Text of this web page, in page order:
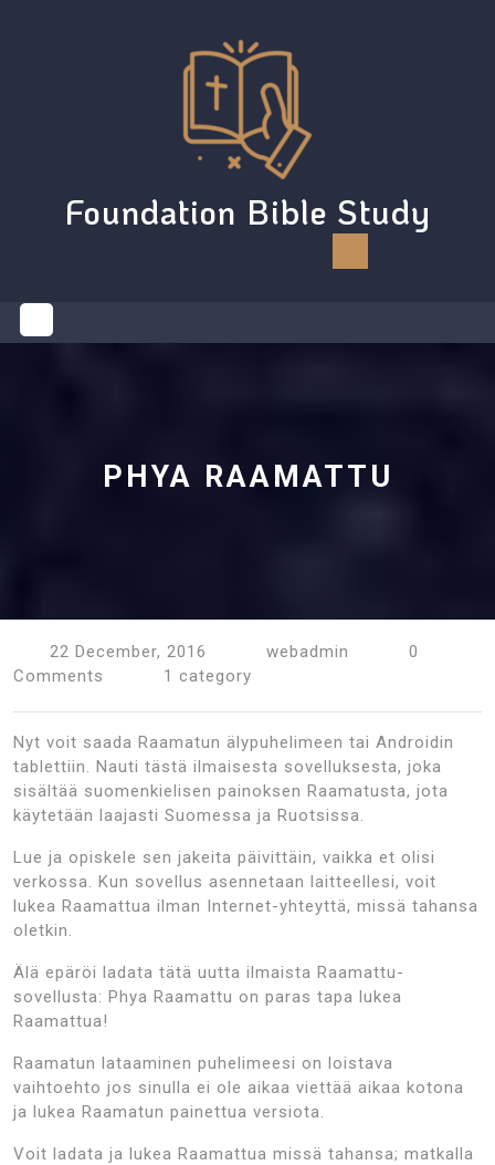
Foundation Bible Study
PHYA RAAMATTU
22 December, 2016 webadmin
0
Comments
1 category
Nyt voit saada Raamatun älypuhelimeen tai Androidin
tablettiin. Nauti tästä ilmaisesta sovelluksesta, joka
sisältää suomenkielisen painoksen Raamatusta, jota
käytetään laajasti Suomessa ja Ruotsissa.
Lue ja opiskele sen jakeita päivittäin, vaikka et olisi
verkossa. Kun sovellus asennetaan laitteellesi, voit
lukea Raamattua ilman Internet-yhteyttä, missä tahansa
oletkin.
Älä epäröi ladata tätä uutta ilmaista Raamattu-
sovellusta: Phya Raamattu on paras tapa lukea
Raamattua!
Raamatun lataaminen puhelimeesi on loistava
vaihtoehto jos sinulla ei ole aikaa viettää aikaa kotona
ja lukea Raamatun painettua versiota.
Voit ladata ja lukea Raamattua missä tahansa; matkalla